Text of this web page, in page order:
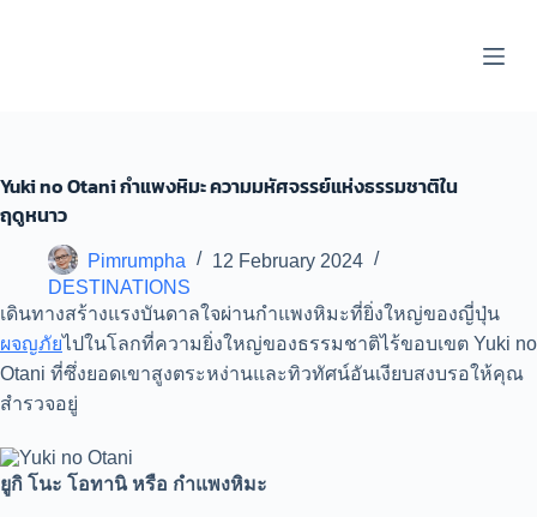
n
t
Yuki no Otani กำแพงหิมะ ความมหัศจรรย์แห่งธรรมชาติใน
ฤดูหนาว
Pimrumpha
12 February 2024
DESTINATIONS
เดินทางสร้างแรงบันดาลใจผ่านกำแพงหิมะที่ยิ่งใหญ่ของญี่ปุ่น
ผจญภัยไปในโลกที่ความยิ่งใหญ่ของธรรมชาติไร้ขอบเขต Yuki no
Otani ที่ซึ่งยอดเขาสูงตระหง่านและทิวทัศน์อันเงียบสงบรอให้คุณ
สำรวจอยู่
ยูกิ โนะ โอทานิ หรือ กำแพงหิมะ